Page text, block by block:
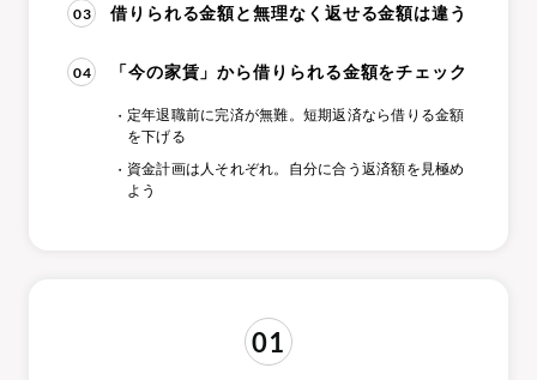
03 借りられる金額と無理なく返せる金額は違う
04 「今の家賃」から借りられる金額をチェック
定年退職前に完済が無難。短期返済なら借りる金額
を下げる
資金計画は人それぞれ。自分に合う返済額を見極め
よう
01